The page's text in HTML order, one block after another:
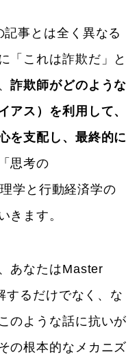
事とは全く異なる
「これは詐欺だ」と
詐欺師がどのような
アス）を利用して、
を支配し、最終的に
思考の
学と行動経済学の
きます。
あなたはMaster
するだけでなく、な
のような話に抗いが
の根本的なメカニズ